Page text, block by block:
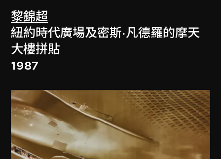
黎錦超
紐約時代廣場及密斯·凡德羅的摩天
大樓拼貼
1987